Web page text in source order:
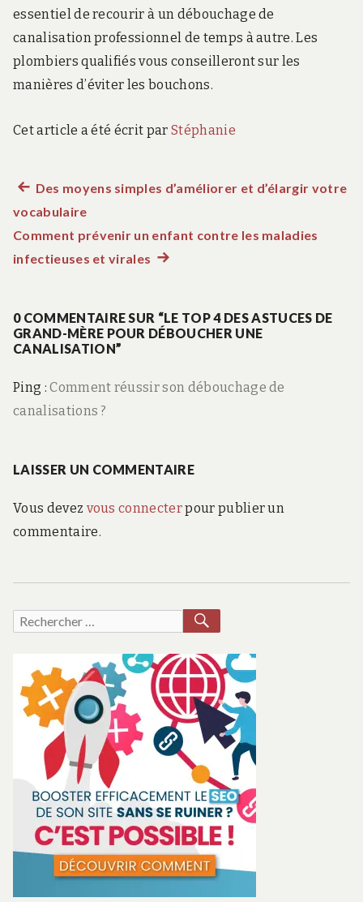
essentiel de recourir à un débouchage de
canalisation professionnel de temps à autre. Les
plombiers qualifiés vous conseilleront sur les
manières d’éviter les bouchons.
Cet article a été écrit par Stéphanie
Navigation
de
Article
précédent :
Des moyens simples d’améliorer et d’élargir votre
vocabulaire
Comment prévenir un enfant contre les maladies
infectieuses et virales Article
0 COMMENTAIRE SUR “LE TOP 4 DES ASTUCES DE
GRAND-MÈRE POUR DÉBOUCHER UNE
CANALISATION”
Ping :Comment réussir son débouchage de
canalisations ?
LAISSER UN COMMENTAIRE
Vous devez vous connecterpour publier un
commentaire.
Recherche